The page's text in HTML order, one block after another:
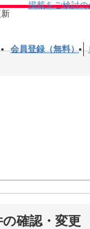
掲載をご検討
会員登録（無料）
確認・変更